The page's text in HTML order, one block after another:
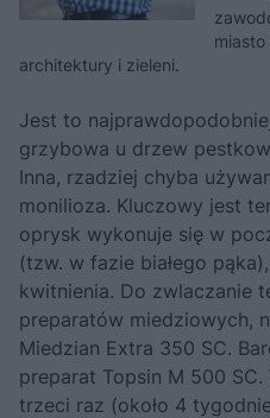
miasto
architektury i zieleni.
Jest to
grzybowa u drzew
Inna, rzadziej chyba
monilioza. Kluczowy jest
oprysk wykonuje się w
(tzw. w fazie białego
kwitnienia. Do zwlaczanie
preparatów miedziowych,
Miedzian Extra 350 SC.
preparat Topsin M 500
trzeci raz (około 4